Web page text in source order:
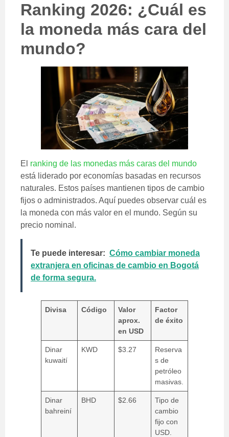
Ranking 2026: ¿Cuál es
la moneda más cara del
mundo?
El ranking de las monedas más caras del mundo
está liderado por economías basadas en recursos
naturales. Estos países mantienen tipos de cambio
fijos o administrados. Aquí puedes observar cuál es
la moneda con más valor en el mundo. Según su
precio nominal.
Te puede interesar: Cómo cambiar moneda
extranjera en oficinas de cambio en Bogotá
de forma segura.
Divisa Código
Valor
aprox.
en USD
Factor
de éxito
Dinar
kuwaití
KWD $3.27
Reserva
s de
petróleo
masivas.
Dinar
bahreiní
BHD $2.66
Tipo de
cambio
fijo con
USD.